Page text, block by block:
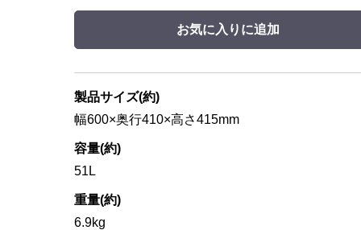
お気に入りに追加
製品サイズ(約)
幅600×奥行410×高さ415mm
容量(約)
51L
重量(約)
6.9kg